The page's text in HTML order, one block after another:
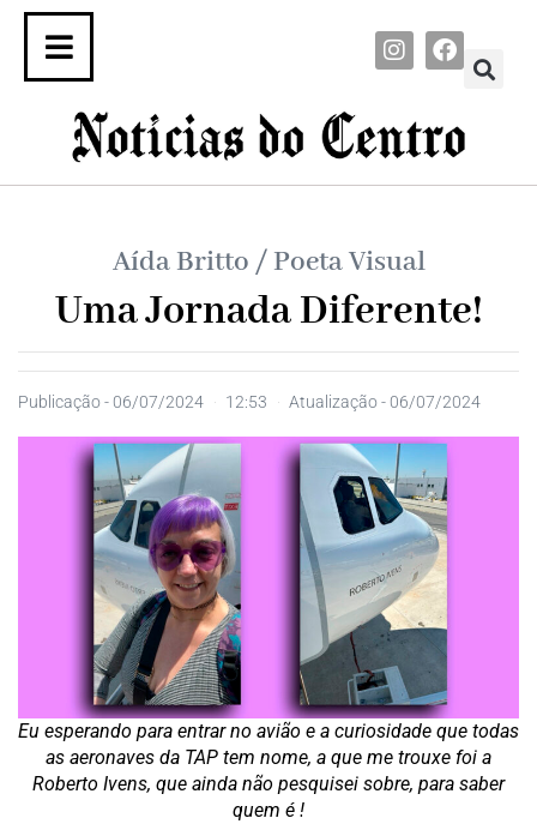
Aída Britto / Poeta Visual
Uma Jornada Diferente!
Publicação -06/07/2024 12:53 Atualização - 06/07/2024
Eu esperando para entrar no avião e a curiosidade que todas
as aeronaves da TAP tem nome, a que me trouxe foi a
Roberto Ivens, que ainda não pesquisei sobre, para saber
quem é !